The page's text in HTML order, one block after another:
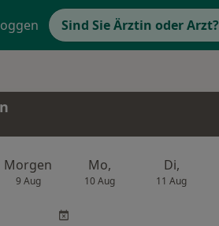
Sind Sie Ärztin oder Arzt?
Morgen
9 Aug
Mo,
10 Aug
Di,
11 Aug